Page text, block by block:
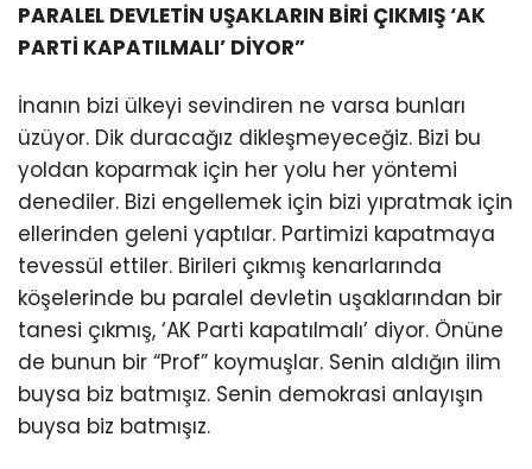
PARALEL DEVLETİN UŞAKLARIN BİRİ ÇIKMIŞ ‘AK
PARTİ KAPATILMALI’ DİYOR”
İnanın bizi ülkeyi sevindiren ne varsa bunları
üzüyor. Dik duracağız dikleşmeyeceğiz. Bizi bu
yoldan koparmak için her yolu her yöntemi
denediler. Bizi engellemek için bizi yıpratmak için
ellerinden geleni yaptılar. Partimizi kapatmaya
tevessül ettiler. Birileri çıkmış kenarlarında
köşelerinde bu paralel devletin uşaklarından bir
tanesi çıkmış, ‘AK Parti kapatılmalı’ diyor. Önüne
de bunun bir “Prof” koymuşlar. Senin aldığın ilim
buysa biz batmışız. Senin demokrasi anlayışın
buysa biz batmışız.